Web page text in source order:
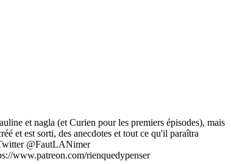
et nagla (et Curien pour les premiers épisodes), mais
et est sorti, des anecdotes et tout ce qu'il paraîtra
@FautLANimer
www.patreon.com/rienquedypenser